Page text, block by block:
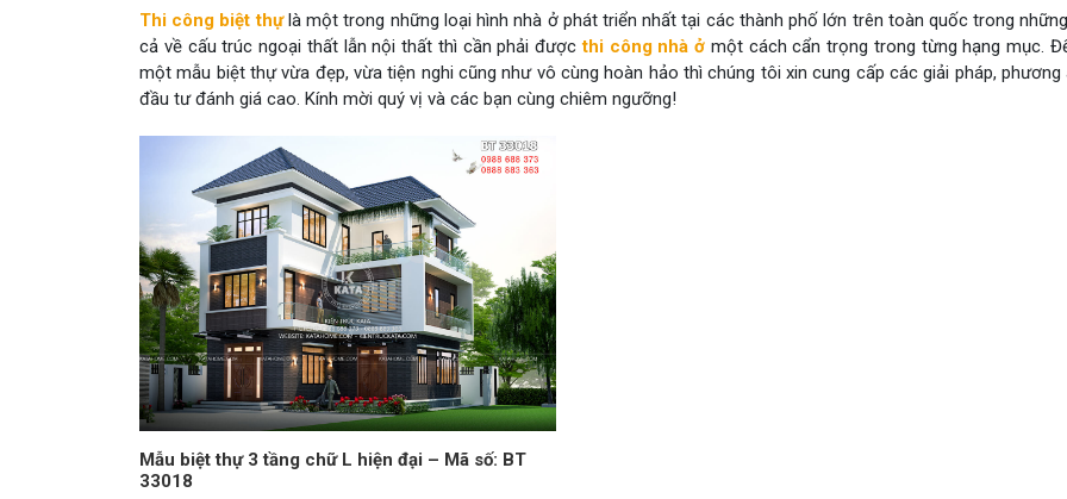
Thi công biệt thựlà một trong những loại hình nhà ở phát triển nhất tại các thành phố lớn trên toàn quốc trong
cả về cấu trúc ngoại thất lẫn nội thất thì cần phải đượcthi công nhà ở một cách cẩn trọng trong từng hạng mục.
một mẫu biệt thự vừa đẹp, vừa tiện nghi cũng như vô cùng hoàn hảo thì chúng tôi xin cung cấp các giải pháp,
đầu tư đánh giá cao. Kính mời quý vị và các bạn cùng chiêm ngưỡng!
Mẫu biệt thự 3 tầng chữ L hiện đại – Mã số: BT
33018